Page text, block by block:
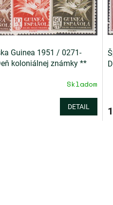
Guinea 1951 / 0271-
koloniálnej známky **
Skladom
DETAIL